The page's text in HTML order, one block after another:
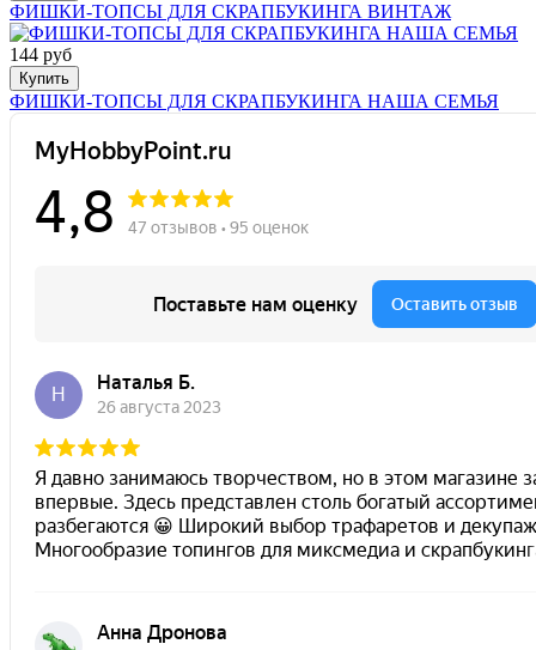
ФИШКИ-ТОПСЫ ДЛЯ СКРАПБУКИНГА ВИНТАЖ
144 руб
Купить
ФИШКИ-ТОПСЫ ДЛЯ СКРАПБУКИНГА НАША СЕМЬЯ